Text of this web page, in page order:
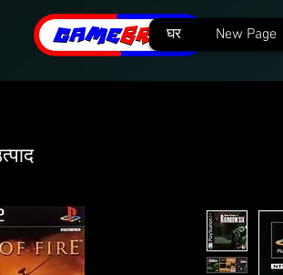
घर New Page